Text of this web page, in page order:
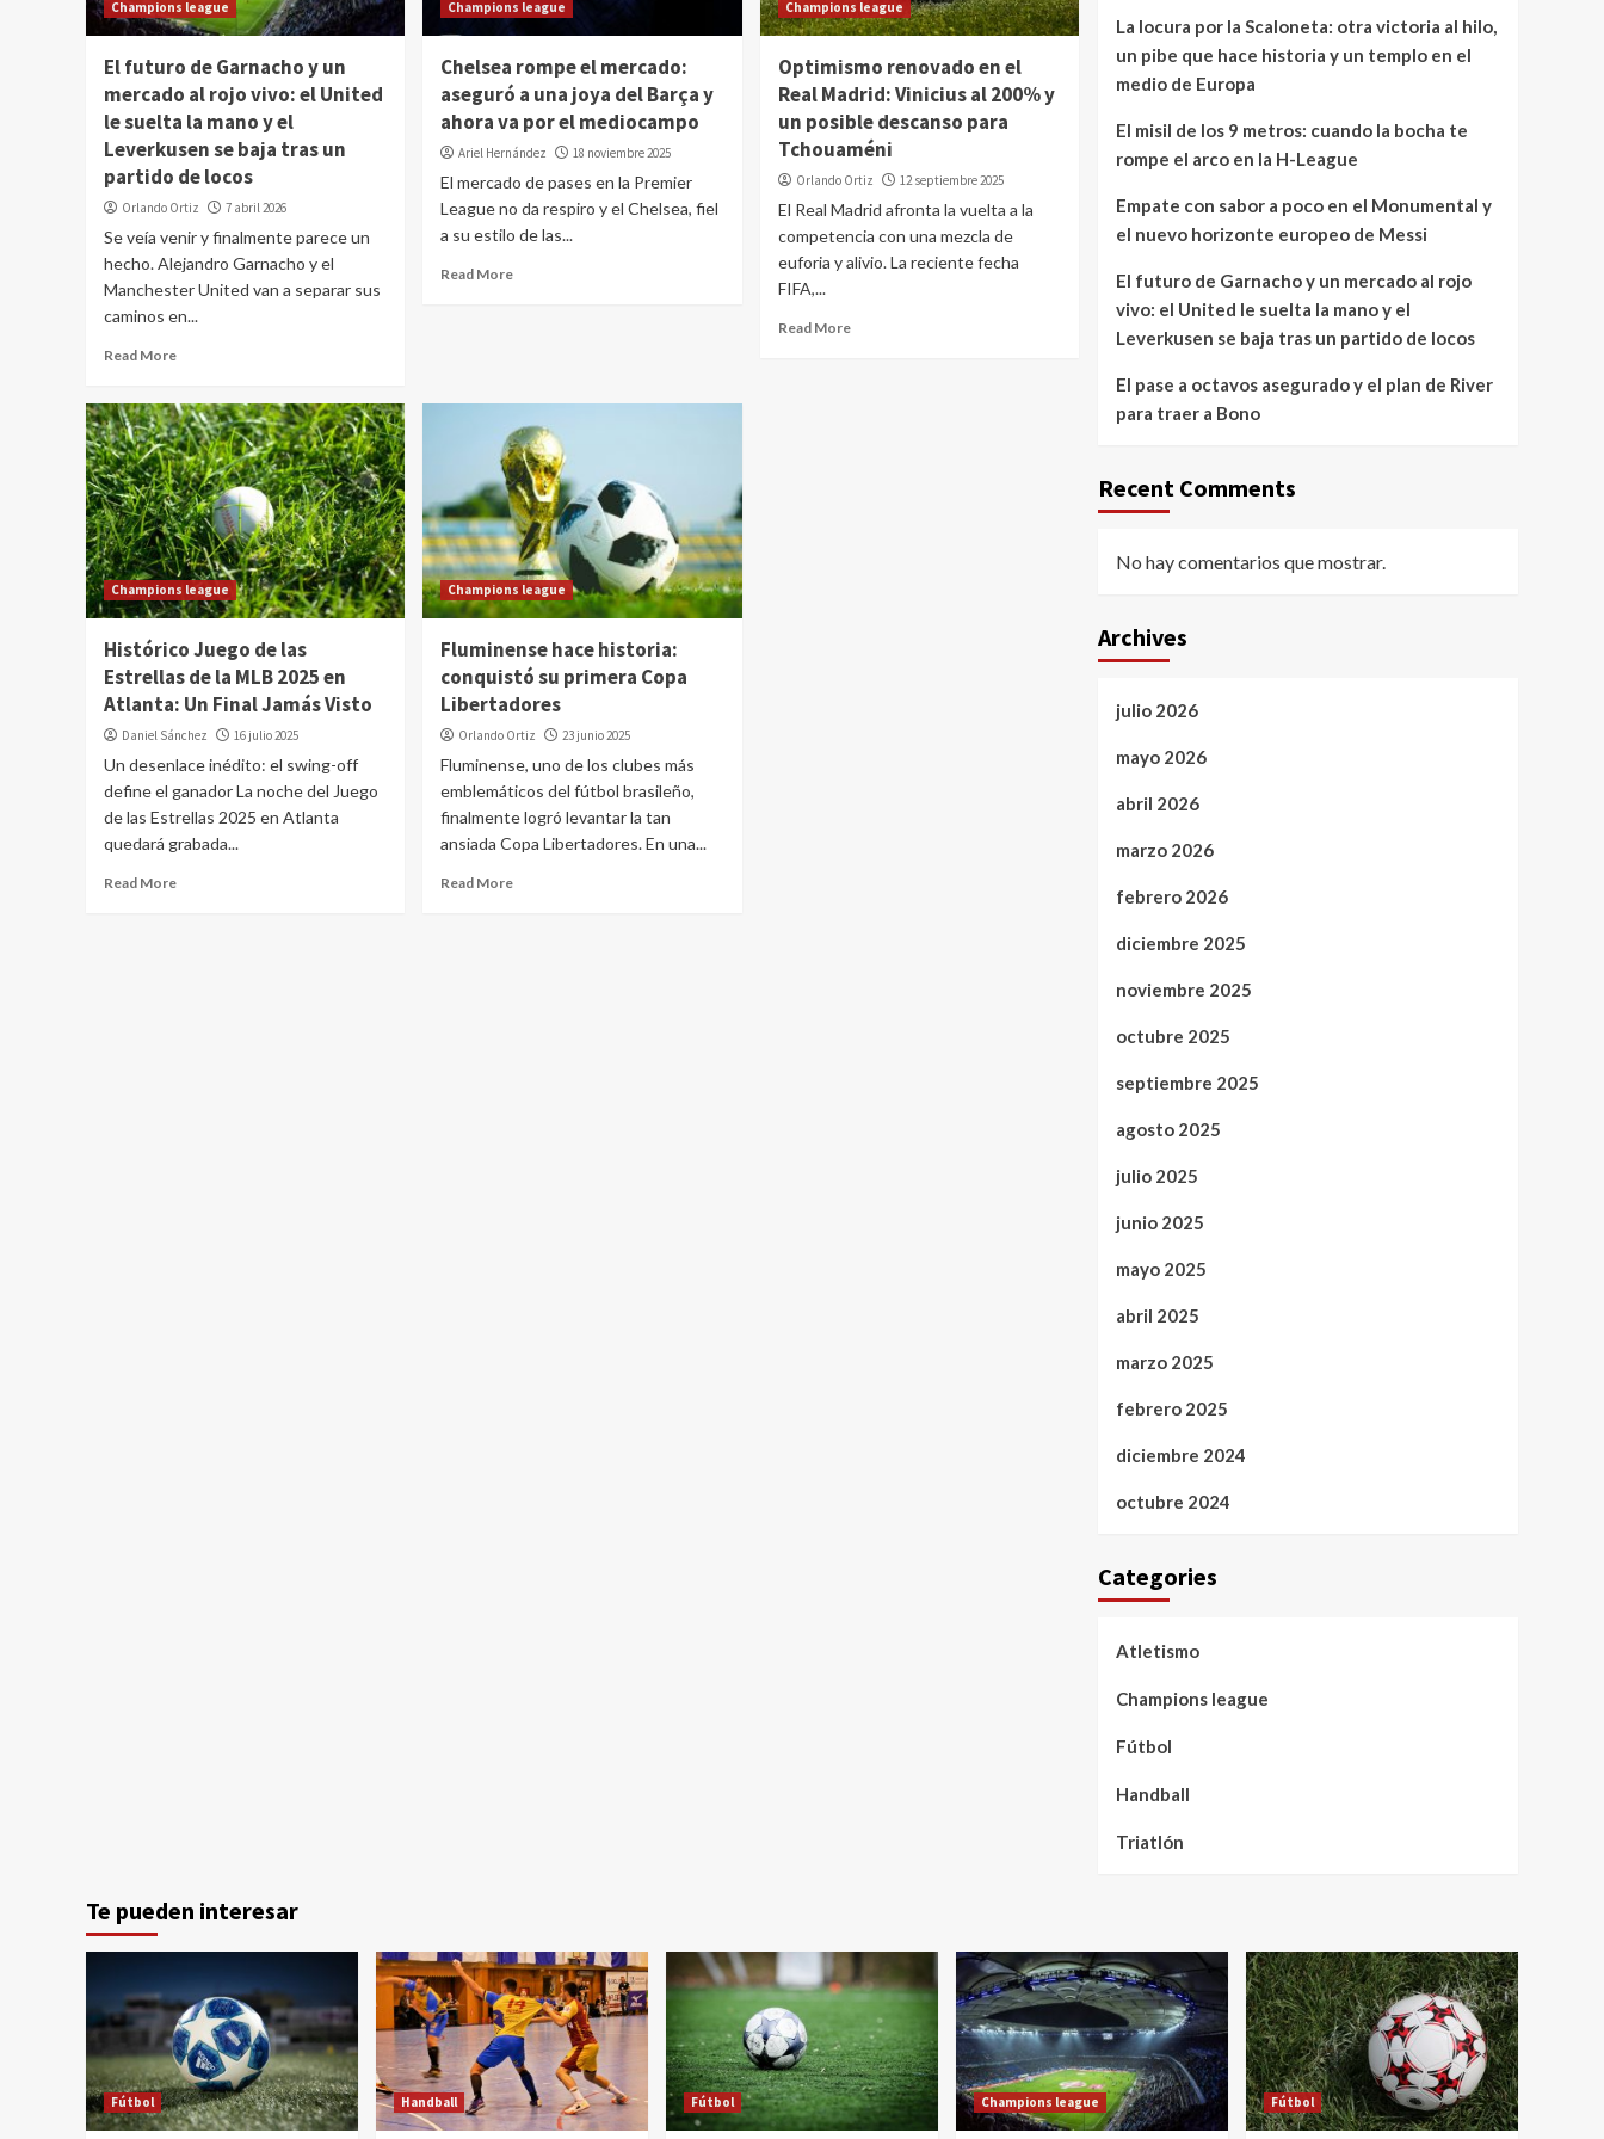
Champions league
El futuro de Garnacho y un
mercado al rojo vivo: el United
le suelta la mano y el
Leverkusen se baja tras un
partido de locos
Orlando Ortiz 7 abril 2026
Se veía venir y finalmente parece un
hecho. Alejandro Garnacho y el
Manchester United van a separar sus
caminos en...
Read More
Champions league
Chelsea rompe el mercado:
aseguró a una joya del Barça y
ahora va por el mediocampo
Ariel Hernández 18 noviembre 2025
El mercado de pases en la Premier
League no da respiro y el Chelsea, fiel
a su estilo de las...
Read More
Champions league
Optimismo renovado en el
Real Madrid: Vinicius al 200% y
un posible descanso para
Tchouaméni
Orlando Ortiz 12 septiembre 2025
El Real Madrid afronta la vuelta a la
competencia con una mezcla de
euforia y alivio. La reciente fecha
FIFA,...
Read More
Champions league
Histórico Juego de las
Estrellas de la MLB 2025 en
Atlanta: Un Final Jamás Visto
Daniel Sánchez 16 julio 2025
Un desenlace inédito: el swing-off
define el ganador La noche del Juego
de las Estrellas 2025 en Atlanta
quedará grabada...
Read More
Champions league
Fluminense hace historia:
conquistó su primera Copa
Libertadores
Orlando Ortiz 23 junio 2025
Fluminense, uno de los clubes más
emblemáticos del fútbol brasileño,
finalmente logró levantar la tan
ansiada Copa Libertadores. En una...
Read More
La locura por la Scaloneta: otra victoria al hilo,
un pibe que hace historia y un templo en el
medio de Europa
El misil de los 9 metros: cuando la bocha te
rompe el arco en la H-League
Empate con sabor a poco en el Monumental y
el nuevo horizonte europeo de Messi
El futuro de Garnacho y un mercado al rojo
vivo: el United le suelta la mano y el
Leverkusen se baja tras un partido de locos
El pase a octavos asegurado y el plan de River
para traer a Bono
Recent Comments
No hay comentarios que mostrar.
Archives
julio 2026
mayo 2026
abril 2026
marzo 2026
febrero 2026
diciembre 2025
noviembre 2025
octubre 2025
septiembre 2025
agosto 2025
julio 2025
junio 2025
mayo 2025
abril 2025
marzo 2025
febrero 2025
diciembre 2024
octubre 2024
Categories
Atletismo
Champions league
Fútbol
Handball
Triatlón
Te pueden interesar
Fútbol Handball Fútbol Champions league Fútbol